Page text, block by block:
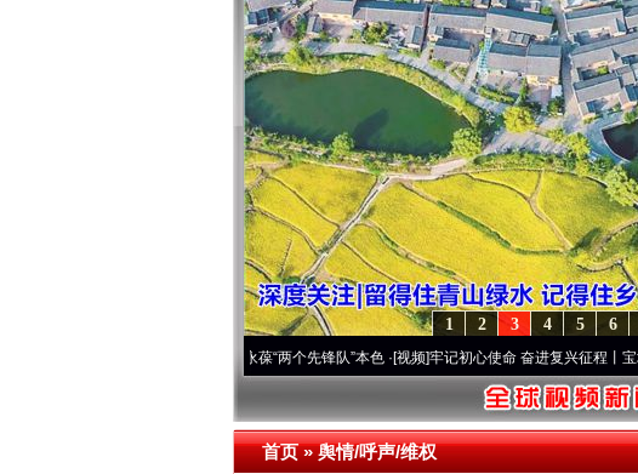
6
5
4
3
2
1
永葆“两个先锋队”本色·[视频]牢记初心使命 奋进复兴征程丨宝塔山下好
首页»舆情/呼声/维权